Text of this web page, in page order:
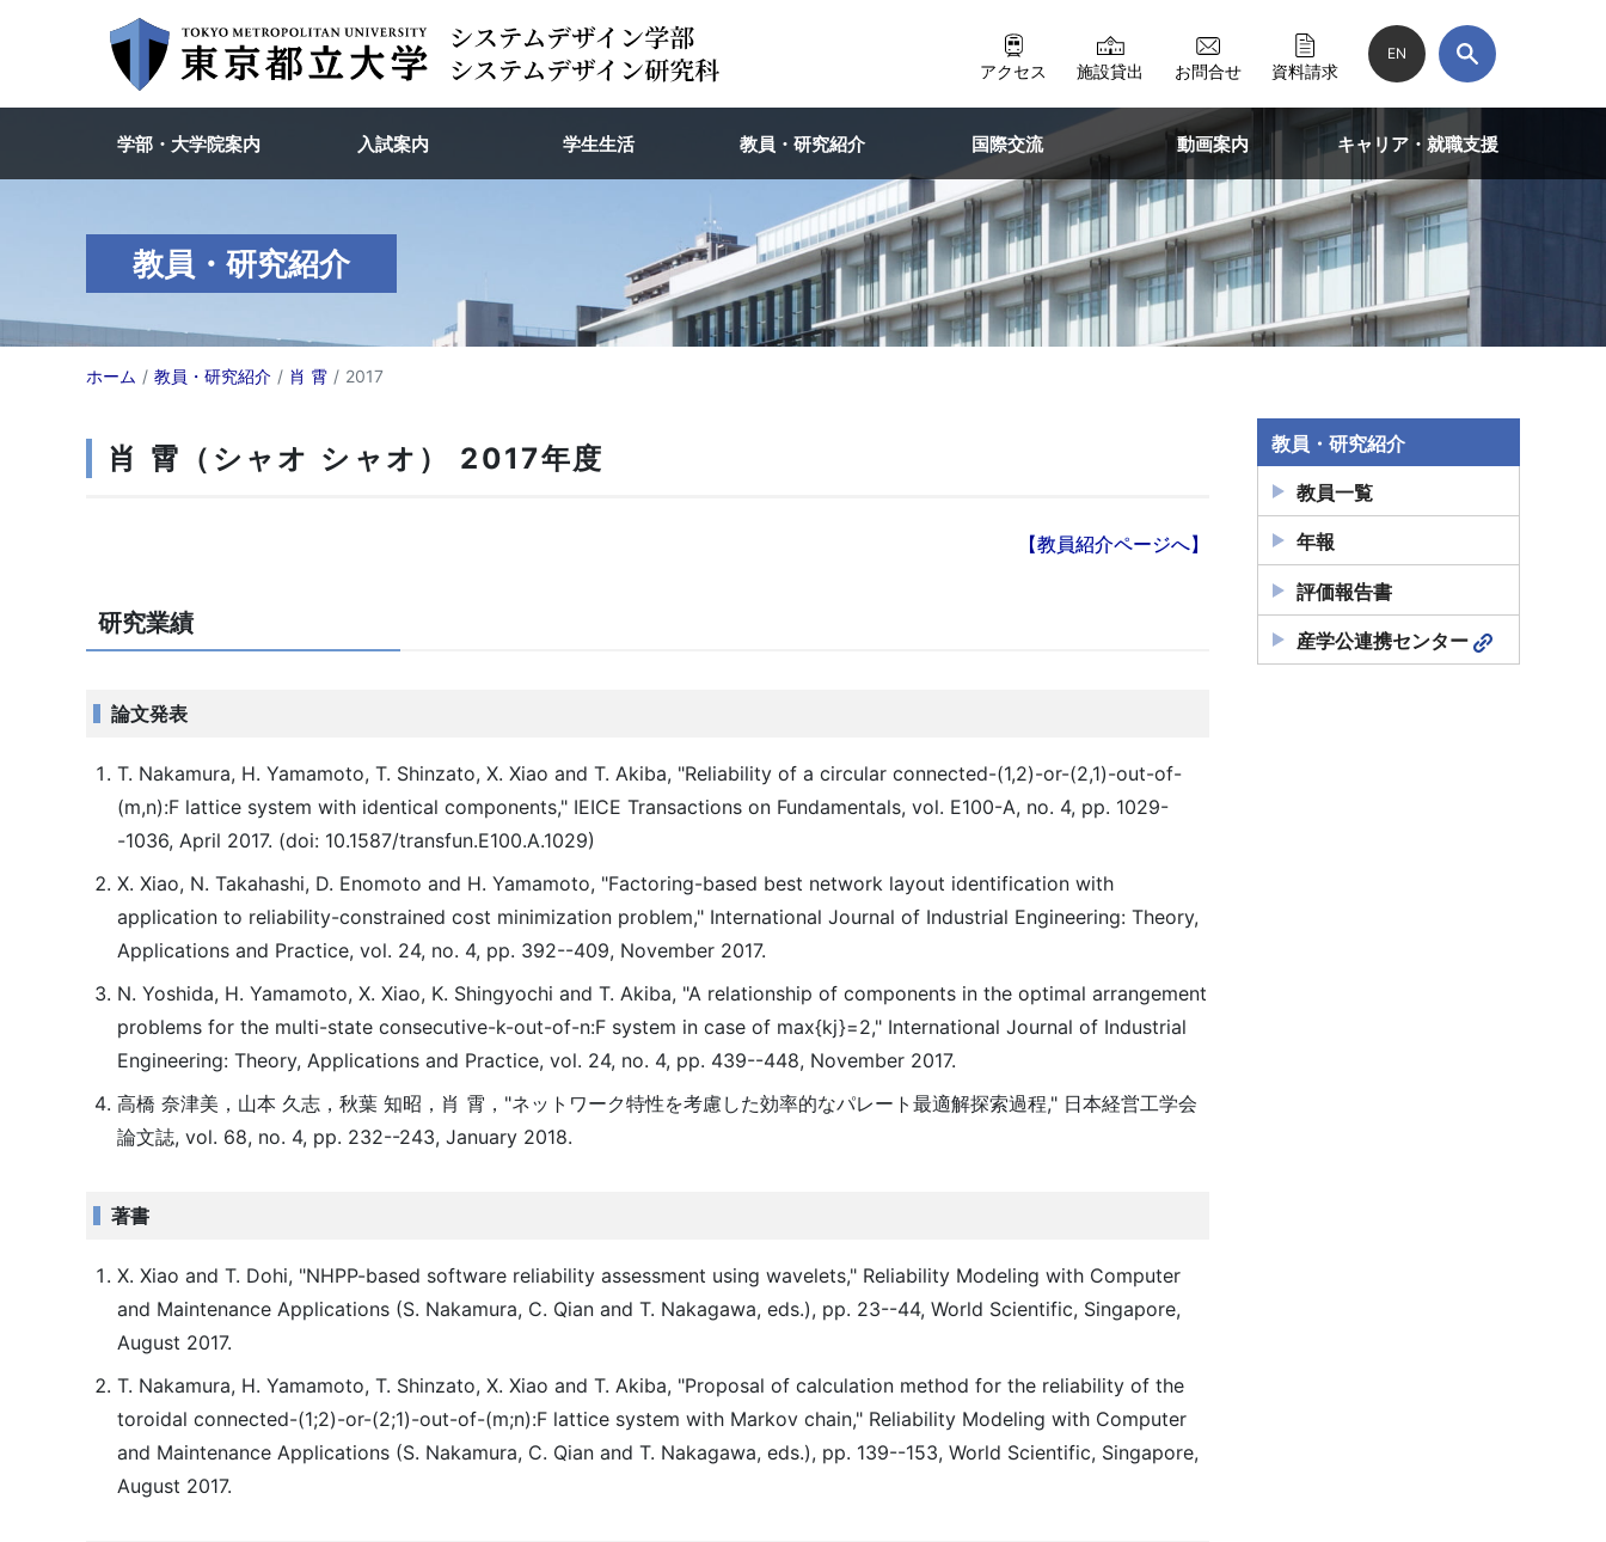
アクセス 施設貸出 お問合せ 資料請求
EN
学部・大学院案内 入試案内 学生生活 教員・研究紹介 国際交流 動画案内 キャリア・就職支援
教員・研究紹介
ホーム 教員・研究紹介 肖 霄 2017
肖 霄（シャオ シャオ） 2017年度
【教員紹介ページへ】
研究業績
論文発表
T. Nakamura, H. Yamamoto, T. Shinzato, X. Xiao and T. Akiba, "Reliability of a circular connected-(1,2)-or-(2,1)-out-of-
(m,n):F lattice system with identical components," IEICE Transactions on Fundamentals, vol. E100-A, no. 4, pp. 1029-
-1036, April 2017. (doi: 10.1587/transfun.E100.A.1029)
X. Xiao, N. Takahashi, D. Enomoto and H. Yamamoto, "Factoring-based best network layout identification with
application to reliability-constrained cost minimization problem," International Journal of Industrial Engineering: Theory,
Applications and Practice, vol. 24, no. 4, pp. 392--409, November 2017.
N. Yoshida, H. Yamamoto, X. Xiao, K. Shingyochi and T. Akiba, "A relationship of components in the optimal arrangement
problems for the multi-state consecutive-k-out-of-n:F system in case of max{kj}=2," International Journal of Industrial
Engineering: Theory, Applications and Practice, vol. 24, no. 4, pp. 439--448, November 2017.
高橋 奈津美，山本 久志，秋葉 知昭，肖 霄，"ネットワーク特性を考慮した効率的なパレート最適解探索過程," 日本経営工学会
論文誌, vol. 68, no. 4, pp. 232--243, January 2018.
著書
X. Xiao and T. Dohi, "NHPP-based software reliability assessment using wavelets," Reliability Modeling with Computer
and Maintenance Applications (S. Nakamura, C. Qian and T. Nakagawa, eds.), pp. 23--44, World Scientific, Singapore,
August 2017.
T. Nakamura, H. Yamamoto, T. Shinzato, X. Xiao and T. Akiba, "Proposal of calculation method for the reliability of the
toroidal connected-(1;2)-or-(2;1)-out-of-(m;n):F lattice system with Markov chain," Reliability Modeling with Computer
and Maintenance Applications (S. Nakamura, C. Qian and T. Nakagawa, eds.), pp. 139--153, World Scientific, Singapore,
August 2017.
教員・研究紹介
教員一覧
年報
評価報告書
産学公連携センター